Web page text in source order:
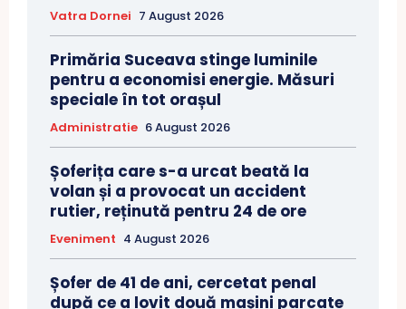
Vatra Dornei 7 August 2026
Primăria Suceava stinge luminile
pentru a economisi energie. Măsuri
speciale în tot orașul
Administratie 6 August 2026
Șoferița care s-a urcat beată la
volan și a provocat un accident
rutier, reținută pentru 24 de ore
Eveniment 4 August 2026
Șofer de 41 de ani, cercetat penal
după ce a lovit două mașini parcate